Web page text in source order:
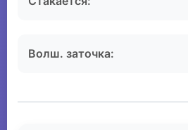
Волш. заточка: